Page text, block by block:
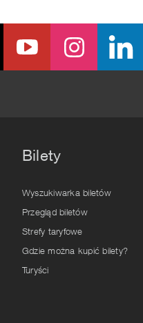
Bilety
Wyszukiwarka biletów
Przegląd biletów
Strefy taryfowe
Gdzie można kupić bilety?
Turyści